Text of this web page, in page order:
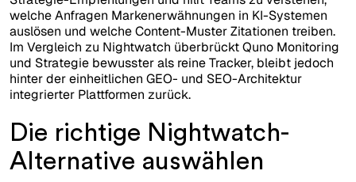
welche Anfragen Markenerwähnungen in KI-Systemen
auslösen und welche Content-Muster Zitationen treiben.
Im Vergleich zu Nightwatch überbrückt Quno Monitoring
und Strategie bewusster als reine Tracker, bleibt jedoch
hinter der einheitlichen GEO- und SEO-Architektur
integrierter Plattformen zurück.
Die richtige Nightwatch-
Alternative auswählen